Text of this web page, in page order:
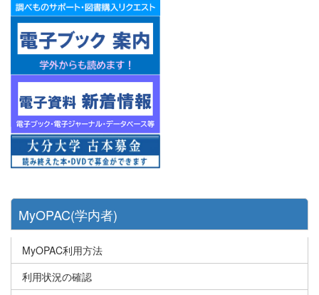
MyOPAC(学内者)
MyOPAC利用方法
利用状況の確認